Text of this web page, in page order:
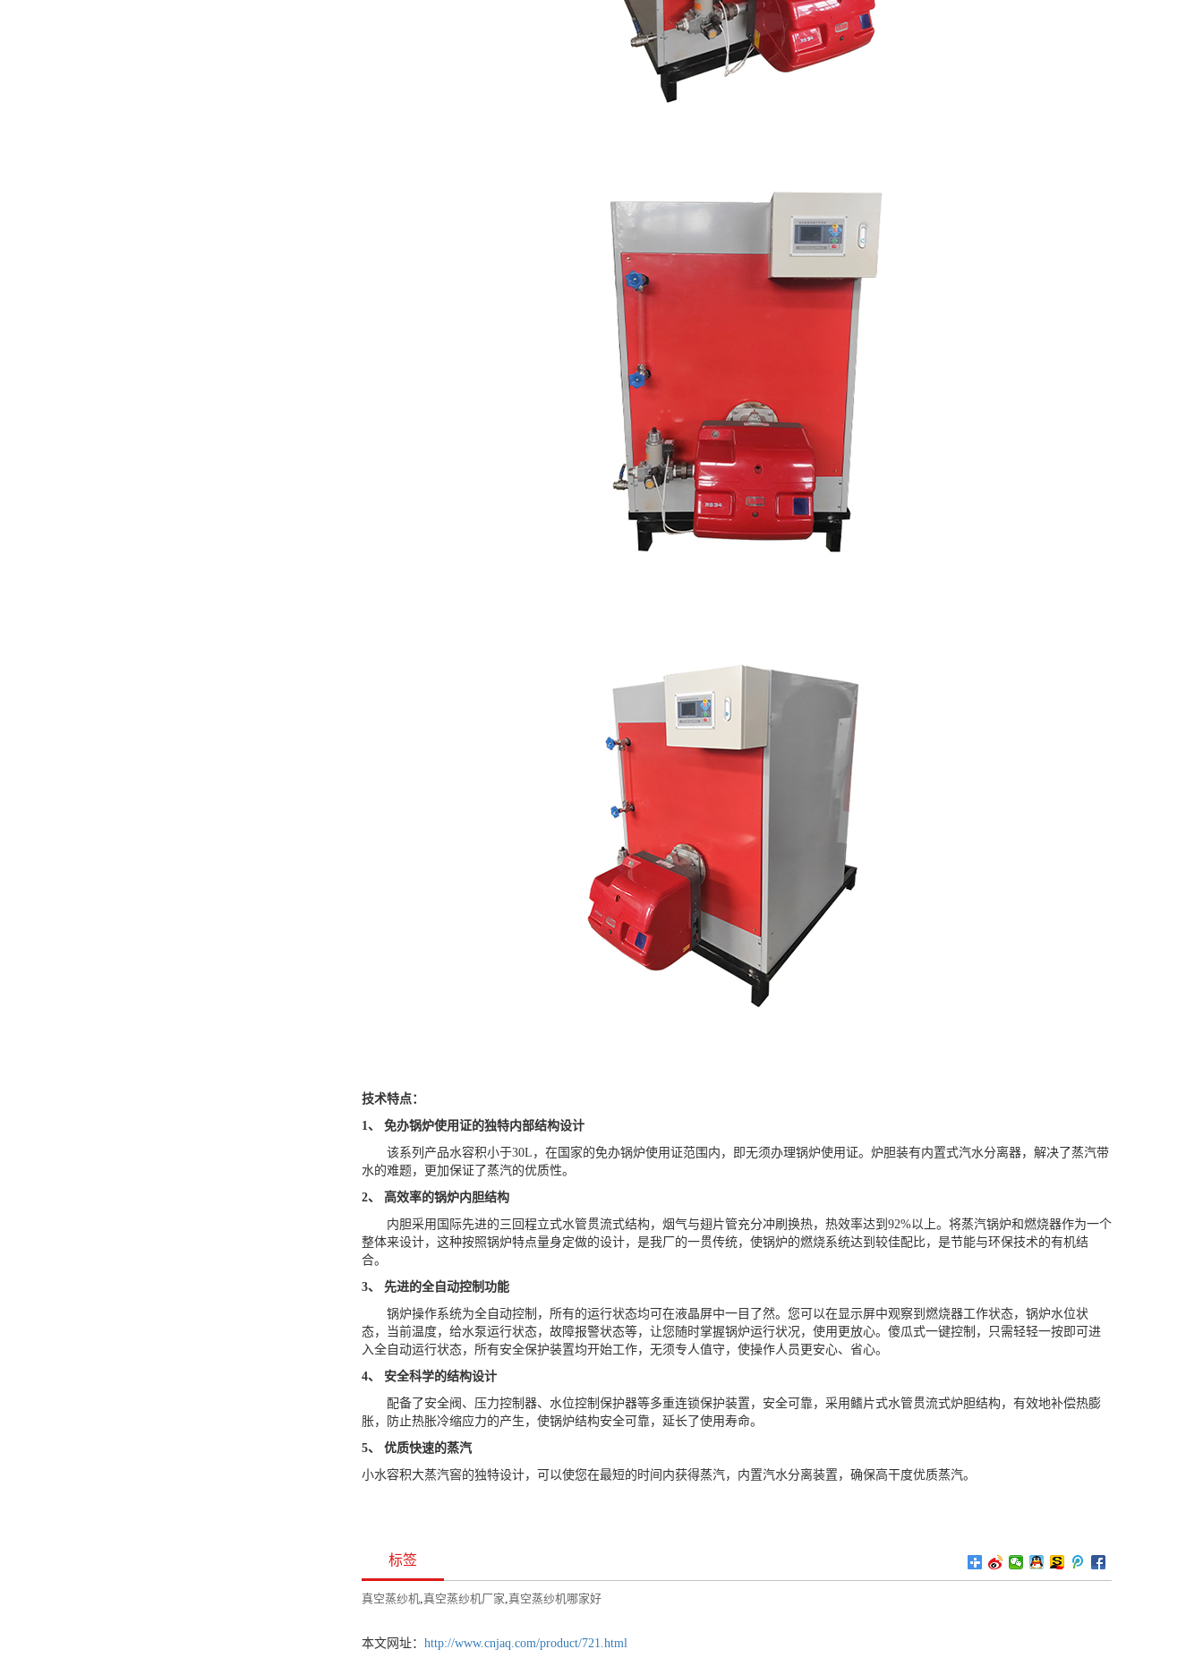
技术特点：
1、 免办锅炉使用证的独特内部结构设计
该系列产品水容积小于30L，在国家的免办锅炉使用证范围内，即无须办理锅炉使用证。炉胆装有内置式汽水分离器，解决了蒸汽带
水的难题，更加保证了蒸汽的优质性。
2、 高效率的锅炉内胆结构
内胆采用国际先进的三回程立式水管贯流式结构，烟气与翅片管充分冲刷换热，热效率达到92%以上。将蒸汽锅炉和燃烧器作为一个
整体来设计，这种按照锅炉特点量身定做的设计，是我厂的一贯传统，使锅炉的燃烧系统达到较佳配比，是节能与环保技术的有机结
合。
3、 先进的全自动控制功能
锅炉操作系统为全自动控制，所有的运行状态均可在液晶屏中一目了然。您可以在显示屏中观察到燃烧器工作状态，锅炉水位状
态，当前温度，给水泵运行状态，故障报警状态等，让您随时掌握锅炉运行状况，使用更放心。傻瓜式一键控制，只需轻轻一按即可进
入全自动运行状态，所有安全保护装置均开始工作，无须专人值守，使操作人员更安心、省心。
4、 安全科学的结构设计
配备了安全阀、压力控制器、水位控制保护器等多重连锁保护装置，安全可靠，采用鳍片式水管贯流式炉胆结构，有效地补偿热膨
胀，防止热胀冷缩应力的产生，使锅炉结构安全可靠，延长了使用寿命。
5、 优质快速的蒸汽
小水容积大蒸汽窖的独特设计，可以使您在最短的时间内获得蒸汽，内置汽水分离装置，确保高干度优质蒸汽。
标签
真空蒸纱机,真空蒸纱机厂家,真空蒸纱机哪家好
本文网址： http://www.cnjaq.com/product/721.html